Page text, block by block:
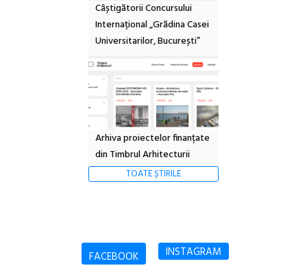
Câștigătorii Concursului
Internațional „Grădina Casei
Universitarilor, București”
Arhiva proiectelor finanțate
din Timbrul Arhitecturii
TOATE ȘTIRILE
FACEBOOK INSTAGRAM